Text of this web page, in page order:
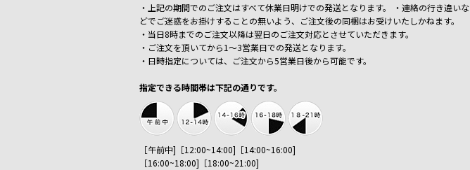
・上記の期間でのご注文はすべて休業日明けでの発送となります。 ・連絡の行き違いな
どでご迷惑をお掛けすることの無いよう、ご注文後の同梱はお受けいたしかねます。
・当日8時までのご注文以降は翌日のご注文対応とさせていただきます。
・ご注文を頂いてから1～3営業日での発送となります。
・日時指定については、ご注文から5営業日後から可能です。
指定できる時間帯は下記の通りです。
［午前中]［12:00~14:00]［14:00~16:00]
［16:00~18:00]［18:00~21:00]